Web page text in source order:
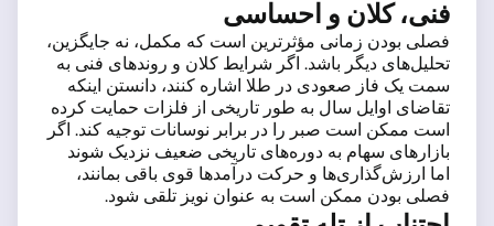
فنی، کلان و احساسی
فصلی بودن زمانی مؤثرترین است که مکمل، نه جایگزین،
تحلیل‌های دیگر باشد. اگر شرایط کلان و روندهای فنی به
سمت یک فاز صعودی در طلا اشاره کنند، دانستن اینکه
تقاضای اوایل سال به طور تاریخی از فلزات حمایت کرده
است ممکن است صبر را در برابر نوسانات توجیه کند. اگر
بازارهای سهام به دوره‌های تاریخی ضعیف نزدیک شوند
اما ارزش‌گذاری‌ها و حرکت درآمدها قوی باقی بمانند،
فصلی بودن ممکن است به عنوان نویز تلقی شود.